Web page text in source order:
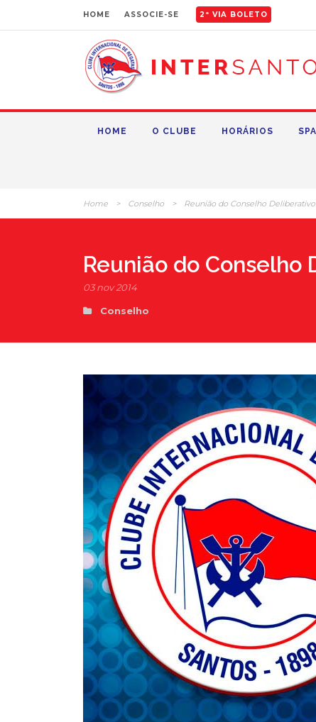
HOME ASSOCIE-SE 2ª VIA BOLETO
HOME O CLUBE HORÁRIOS SPA
Home > Conselho > Reunião do Conselho Deliberativo
Reunião do Conselho
03 nov 2014
Conselho